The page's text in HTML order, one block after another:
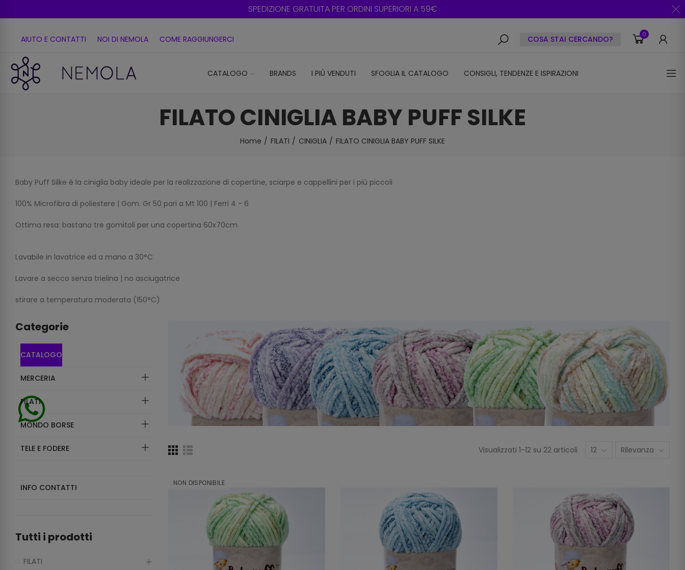
SPEDIZIONE GRATUITA PER ORDINI SUPERIORI A 59€
AIUTO E CONTATTI NOI DI NEMOLA COME RAGGIUNGERCI COSA STAI CERCANDO? 0
CATALOGO BRANDS I PIÙ VENDUTI SFOGLIA IL CATALOGO CONSIGLI, TENDENZE E ISPIRAZIONI
FILATO CINIGLIA BABY PUFF SILKE
Home FILATI CINIGLIA FILATO CINIGLIA BABY PUFF SILKE
Baby Puff Silke è la ciniglia baby ideale per la realizzazione di copertine, sciarpe e cappellini per i più piccoli
100% Microfibra di poliestere | Gom. Gr 50 pari a Mt 100 | Ferri 4 - 6
Ottima resa: bastano tre gomitoli per una copertina 60x70cm
Lavabile in lavatrice ed a mano a 30°C
Lavare a secco senza trielina | no asciugatrice
stirare a temperatura moderata (150°C)
Visualizzati 1-12 su 22 articoli 12 Rilevanza
NON DISPONIBILE
Categorie
CATALOGO
MERCERIA
FILATI
MONDO BORSE
TELE E FODERE
INFO CONTATTI
Tutti i prodotti
FILATI